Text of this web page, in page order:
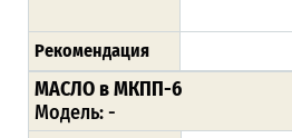
Рекомендация
МАСЛО в МКПП-6
Модель: -